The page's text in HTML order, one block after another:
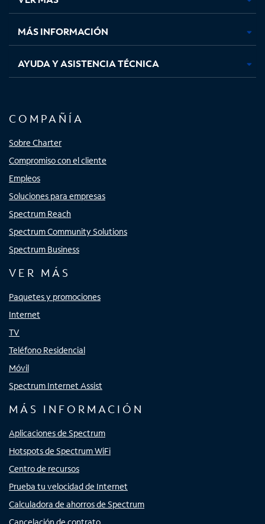
nuevanuevanuevanueva
MÁS INFORMACIÓN
AYUDA Y ASISTENCIA TÉCNICA
COMPAÑÍA
Sobre Charter
Compromiso con el cliente
Empleos
Soluciones para empresas
Spectrum Reach
Spectrum Community Solutions
Spectrum Business
VER MÁS
Paquetes y promociones
Internet
TV
Teléfono Residencial
Móvil
Spectrum Internet Assist
MÁS INFORMACIÓN
Aplicaciones de Spectrum
Hotspots de Spectrum WiFi
Centro de recursos
Prueba tu velocidad de Internet
Calculadora de ahorros de Spectrum